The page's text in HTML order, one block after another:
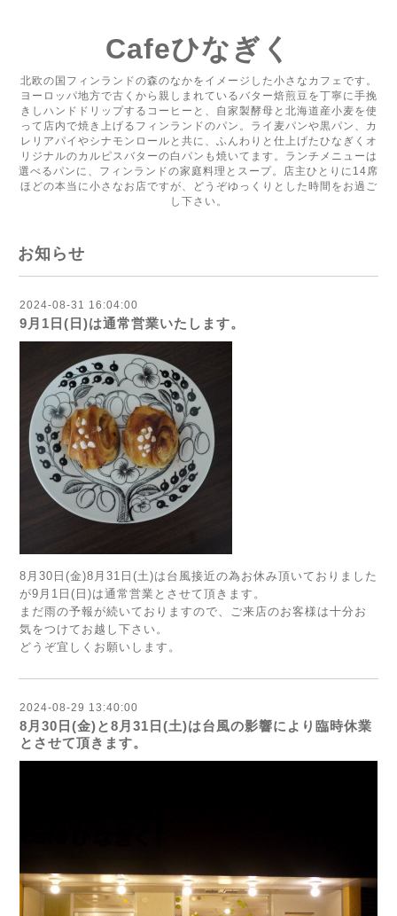
Cafeひなぎく
北欧の国フィンランドの森のなかをイメージした小さなカフェです。
ヨーロッパ地方で古くから親しまれているバター焙煎豆を丁寧に手挽
きしハンドドリップするコーヒーと、自家製酵母と北海道産小麦を使
って店内で焼き上げるフィンランドのパン。ライ麦パンや黒パン、カ
レリアパイやシナモンロールと共に、ふんわりと仕上げたひなぎくオ
リジナルのカルピスバターの白パンも焼いてます。ランチメニューは
選べるパンに、フィンランドの家庭料理とスープ。店主ひとりに14席
ほどの本当に小さなお店ですが、どうぞゆっくりとした時間をお過ご
し下さい。
お知らせ
2024-08-31 16:04:00
9月1日(日)は通常営業いたします。
8月30日(金)8月31日(土)は台風接近の為お休み頂いておりました
が9月1日(日)は通常営業とさせて頂きます。
まだ雨の予報が続いておりますので、ご来店のお客様は十分お
気をつけてお越し下さい。
どうぞ宜しくお願いします。
2024-08-29 13:40:00
8月30日(金)と8月31日(土)は台風の影響により臨時休業
とさせて頂きます。